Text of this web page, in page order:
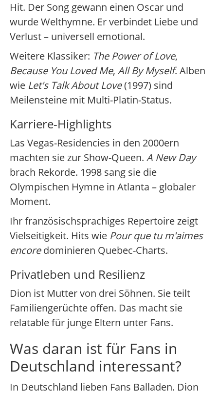
Hit. Der Song gewann einen Oscar und
wurde Welthymne. Er verbindet Liebe und
Verlust – universell emotional.
Weitere Klassiker: The Power of Love,
Because You Loved Me, All By Myself. Alben
wie Let's Talk About Love(1997) sind
Meilensteine mit Multi-Platin-Status.
Karriere-Highlights
Las Vegas-Residencies in den 2000ern
machten sie zur Show-Queen. A New Day
brach Rekorde. 1998 sang sie die
Olympischen Hymne in Atlanta – globaler
Moment.
Ihr französischsprachiges Repertoire zeigt
Vielseitigkeit. Hits wie Pour que tu m'aimes
encoredominieren Quebec-Charts.
Privatleben und Resilienz
Dion ist Mutter von drei Söhnen. Sie teilt
Familiengerüchte offen. Das macht sie
relatable für junge Eltern unter Fans.
Was daran ist für Fans in
Deutschland interessant?
In Deutschland lieben Fans Balladen. Dion